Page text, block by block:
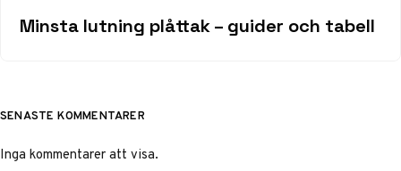
Minsta lutning plåttak – guider och tabell
SENASTE KOMMENTARER
Inga kommentarer att visa.